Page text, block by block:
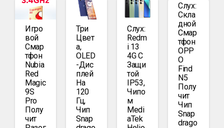
Игро
Вой
Смар
Тфон
Nubia
Red
Magic
9S
Pro
Полу
Чит
Три
Цвет
А,
OLED
-дис
Плей
На
120
Гц,
Чип
Snap
Слух:
Redm
I 13
4G С
Защи
Той
IP53,
Чипо
М
Medi
ATek
Слух:
Скла
Дной
Смар
Тфон
OPP
O
Find
N5
Полу
Чит
Чип
Snap
Drago